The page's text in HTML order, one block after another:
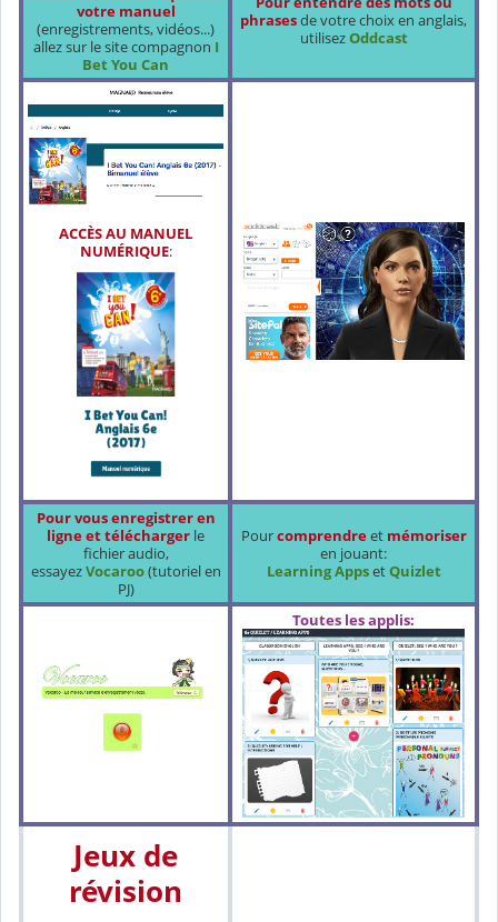
votre manuel
(enregistrements, vidéos...)
allez sur le site compagnon I
Bet You Can
phrasesde votre choix en anglais,
utilisezOddcast
ACCÈS AU MANUEL
NUMÉRIQUE:
Pour vous enregistrer en
ligne et télécharger le
fichier audio,
essayezVocaroo(tutoriel en
PJ)
Pourcomprendreet mémoriser
en jouant:
Learning AppsetQuizlet
Toutes les applis:
Jeux de
révision